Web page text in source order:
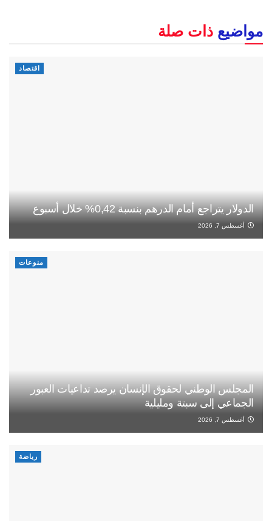
مواضيع ذات صلة
اقتصاد
الدولار يتراجع أمام الدرهم بنسبة 0,42% خلال أسبوع
أغسطس 7, 2026
منوعات
المجلس الوطني لحقوق الإنسان يرصد تداعيات العبور
الجماعي إلى سبتة ومليلية
أغسطس 7, 2026
رياضة